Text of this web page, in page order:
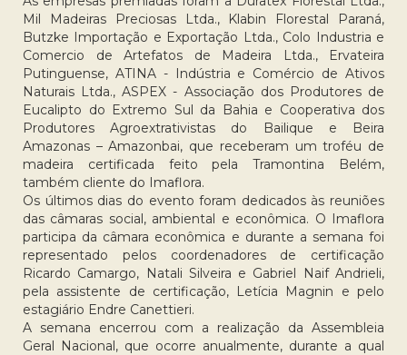
Mil Madeiras Preciosas Ltda., Klabin Florestal Paraná,
Butzke Importação e Exportação Ltda., Colo Industria e
Comercio de Artefatos de Madeira Ltda., Ervateira
Putinguense, ATINA - Indústria e Comércio de Ativos
Naturais Ltda., ASPEX - Associação dos Produtores de
Eucalipto do Extremo Sul da Bahia e Cooperativa dos
Produtores Agroextrativistas do Bailique e Beira
Amazonas – Amazonbai, que receberam um troféu de
madeira certificada feito pela Tramontina Belém,
também cliente do Imaflora.
Os últimos dias do evento foram dedicados às reuniões
das câmaras social, ambiental e econômica. O Imaflora
participa da câmara econômica e durante a semana foi
representado pelos coordenadores de certificação
Ricardo Camargo, Natali Silveira e Gabriel Naif Andrieli,
pela assistente de certificação, Letícia Magnin e pelo
estagiário Endre Canettieri.
A semana encerrou com a realização da Assembleia
Geral Nacional, que ocorre anualmente, durante a qual